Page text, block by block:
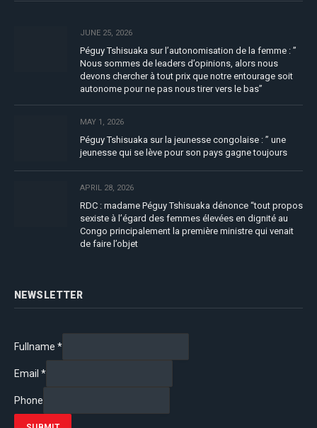
JUNE 25, 2026
Péguy Tshisuaka sur l’autonomisation de la femme : ”
Nous sommes de leaders d’opinions, alors nous
devons chercher à tout prix que notre entourage soit
autonome pour ne pas nous tirer vers le bas”
MAY 1, 2026
Péguy Tshisuaka sur la jeunesse congolaise : ” une
jeunesse qui se lève pour son pays gagne toujours
APRIL 28, 2026
RDC : madame Péguy Tshisuaka dénonce “tout propos
sexiste à l’égard des femmes élevées en dignité au
Congo principalement la première ministre qui venait
de faire l’objet
NEWSLETTER
Fullname *
Email *
Phone